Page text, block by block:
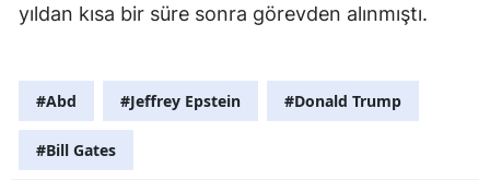
yıldan kısa bir süre sonra görevden alınmıştı.
#Abd #Jeffrey Epstein #Donald Trump
#Bill Gates